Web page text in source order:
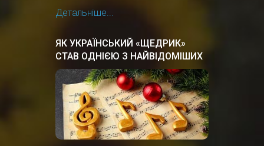
Детальніше...
ЯК УКРАЇНСЬКИЙ «ЩЕДРИК»
СТАВ ОДНІЄЮ З НАЙВІДОМІШИХ
РІЗДВЯНИХ ПІСЕНЬ У СВІТІ